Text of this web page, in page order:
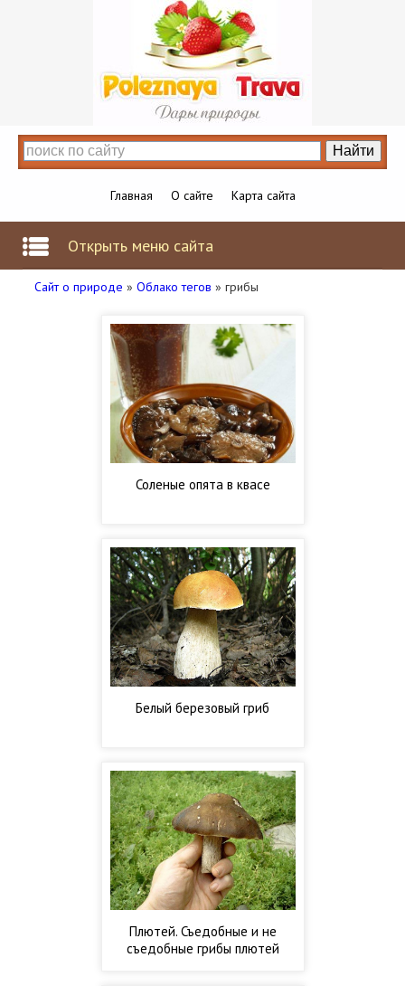
Главная О сайте Карта сайта
Открыть меню сайта
Сайт о природе » Облако тегов » грибы
Соленые опята в квасе
Белый березовый гриб
Плютей. Съедобные и не
съедобные грибы плютей